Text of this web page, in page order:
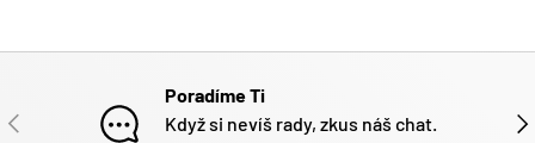
PŘEDCHOZÍ
Poradíme Ti
Když si nevíš rady, zkus náš chat.